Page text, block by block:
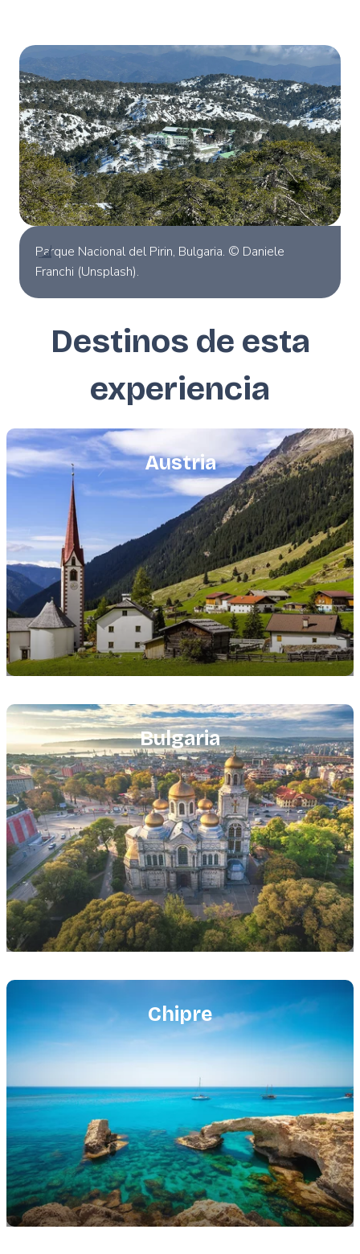
Parque Nacional del Pirin, Bulgaria. © Daniele
Franchi (Unsplash).
Destinos de esta
experiencia
Austria
Featured
image
Bulgaria
Featured
image
Chipre
Featured